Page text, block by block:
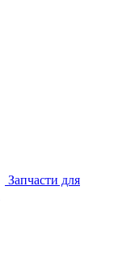
Запчасти для